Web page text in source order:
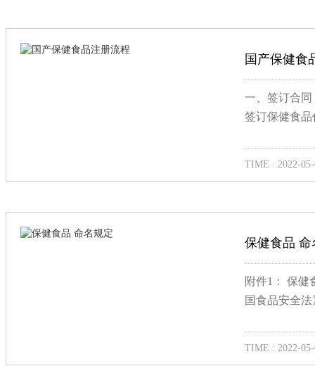
国产保健食
一、签订合
签订保健食
TIME : 2022-
保健食品 命
附件1： 保健
国食品安全
TIME : 2022-